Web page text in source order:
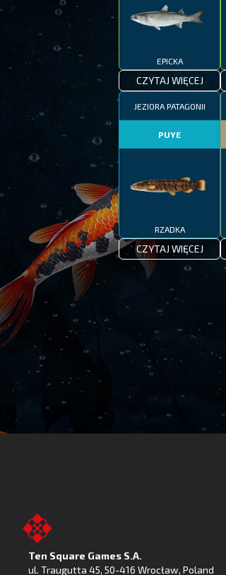
EPICKA
CZYTAJ WIĘCEJ
JEZIORA PATAGONII
PUYE
RZADKA
CZYTAJ WIĘCEJ
Ten Square Games S.A.
ul. Traugutta 45, 50-416 Wrocław, Poland